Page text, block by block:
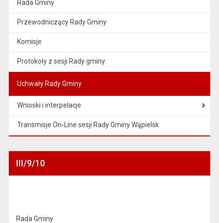
Rada Gminy
Przewodniczący Rady Gminy
Komisje
Protokoły z sesji Rady gminy
Uchwały Rady Gminy
Wnioski i interpelacje
Transmisje On-Line sesji Rady Gminy Wąpielsk
III/9/10
Rada Gminy